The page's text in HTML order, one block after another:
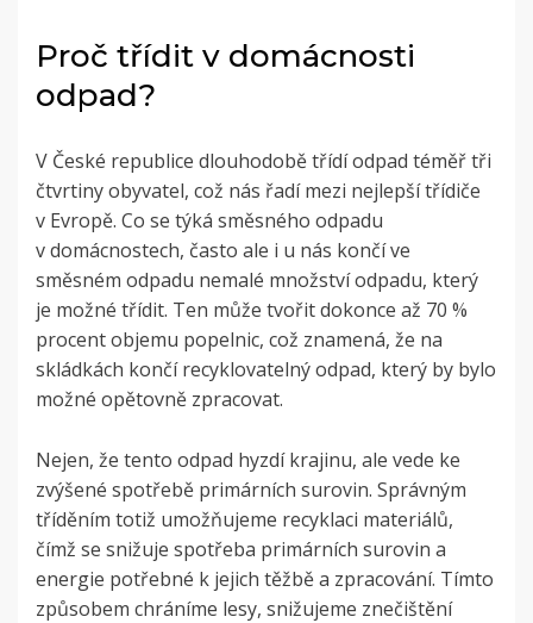
Proč třídit v domácnosti
odpad?
V České republice dlouhodobě třídí odpad téměř tři
čtvrtiny obyvatel, což nás řadí mezi nejlepší třídiče
v Evropě. Co se týká směsného odpadu
v domácnostech, často ale i u nás končí ve
směsném odpadu nemalé množství odpadu, který
je možné třídit. Ten může tvořit dokonce až 70 %
procent objemu popelnic, což znamená, že na
skládkách končí recyklovatelný odpad, který by bylo
možné opětovně zpracovat.
Nejen, že tento odpad hyzdí krajinu, ale vede ke
zvýšené spotřebě primárních surovin. Správným
tříděním totiž umožňujeme recyklaci materiálů,
čímž se snižuje spotřeba primárních surovin a
energie potřebné k jejich těžbě a zpracování. Tímto
způsobem chráníme lesy, snižujeme znečištění